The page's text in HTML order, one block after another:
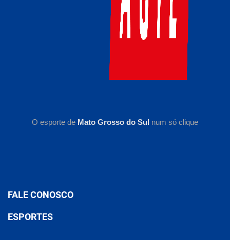
O esporte de Mato Grosso do Sul num só clique
FALE CONOSCO
ESPORTES